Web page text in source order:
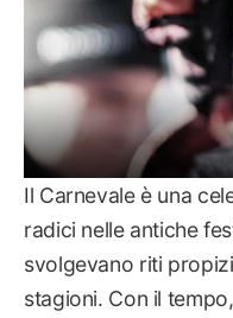
Il Carnevale è una
radici nelle antiche
svolgevano riti
stagioni. Con il